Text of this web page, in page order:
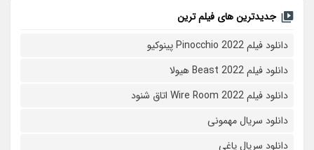
جدیدترین های فیلم ترین
دانلود فیلم Pinocchio 2022 پینوکیو
دانلود فیلم Beast 2022 هیولا
دانلود فیلم Wire Room 2022 اتاق شنود
دانلود سریال مهمونی
دانلود سریال یاغی